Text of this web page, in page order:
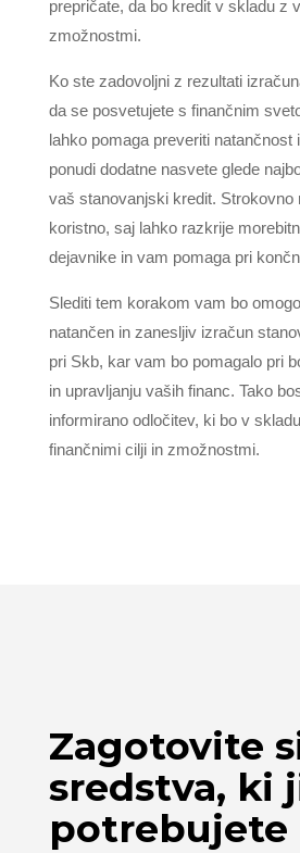
prepričate, da bo kredit v skladu z
zmožnostmi.
Ko ste zadovoljni z rezultati
da se posvetujete s finančnim
lahko pomaga preveriti natančnost
ponudi dodatne nasvete glede
vaš stanovanjski kredit. Strokovno
koristno, saj lahko razkrije
dejavnike in vam pomaga pri
Slediti tem korakom vam bo
natančen in zanesljiv izračun
pri Skb, kar vam bo pomagalo pri
in upravljanju vaših financ. Tako
informirano odločitev, ki bo v
finančnimi cilji in zmožnostmi.
Zagotovite
sredstva, ki
potrebujete